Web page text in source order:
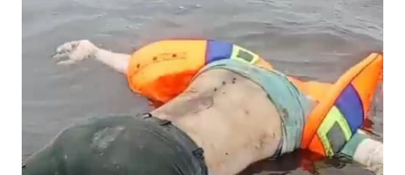
KONTAK
KAMI
TENTANG
KAMI